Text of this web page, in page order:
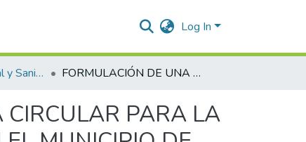
Log In
Ingeniería Ambiental y Sanitaria. FORMULACIÓN DE UNA ESTRATEGIA DE ECONOMÍA CIRCULAR PARA LA GESTIÓN INTEGRAL DE LOS RESIDUOS SÓLIDOS EN EL MUNICIPIO DE VALLEDUPAR, CESAR.
PARA LA